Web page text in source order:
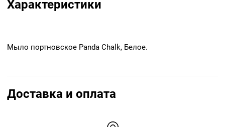
Характеристики
Мыло портновское Panda Chalk, Белое.
Доставка и оплата